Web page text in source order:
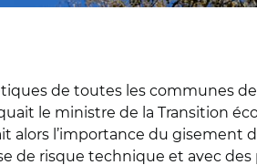
de toutes les communes de
le ministre de la Transition
alors l’importance du gisement
de risque technique et avec